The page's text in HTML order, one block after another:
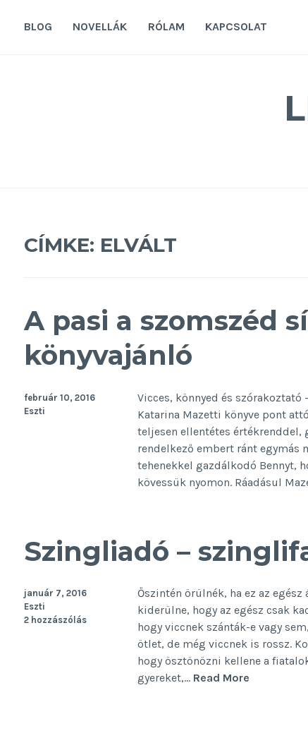
BLOG NOVELLÁK RÓLAM KAPCSOLAT
CÍMKE: ELVÁLT
A pasi a szomszéd
könyvajánló
Vicces, könnyed és
Katarina Mazetti könyve pont
teljesen ellentétes értékrenddel,
rendelkező embert ránt egymás
tehenekkel gazdálkodó Bennyt,
kövessük nyomon. Ráadásul
február 10, 2016
Eszti
Szingliadó –
Őszintén örülnék, ha ez az
kiderülne, hogy az egész csak
hogy viccnek szánták-e vagy
ötlet, de még viccnek is rossz.
hogy ösztönözni kellene a
gyereket,… Read More
január 7, 2016
Eszti
2 hozzászólás